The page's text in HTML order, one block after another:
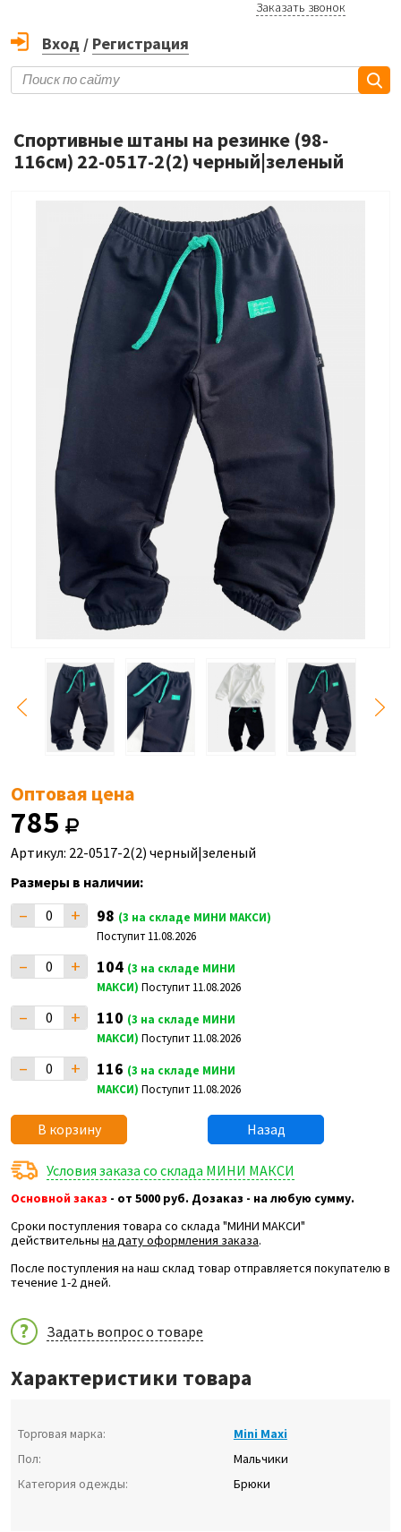
Заказать звонок
Вход / Регистрация
Спортивные штаны на резинке (98-
116см) 22-0517-2(2) черный|зеленый
Оптовая цена
785
Артикул: 22-0517-2(2) черный|зеленый
Размеры в наличии:
– + 98 (3 на складе МИНИ МАКСИ)
Поступит 11.08.2026
– + 104 (3 на складе МИНИ
МАКСИ) Поступит 11.08.2026
– + 110 (3 на складе МИНИ
МАКСИ) Поступит 11.08.2026
– + 116 (3 на складе МИНИ
МАКСИ) Поступит 11.08.2026
В корзину Назад
Условия заказа со склада МИНИ МАКСИ
Основной заказ - от 5000 руб. Дозаказ - на любую сумму.
Сроки поступления товара со склада "МИНИ МАКСИ"
действительны на дату оформления заказа.
После поступления на наш склад товар отправляется покупателю в
течение 1-2 дней.
Задать вопрос о товаре
Характеристики товара
Торговая марка:
Mini Maxi
Пол:
Мальчики
Категория одежды:
Брюки